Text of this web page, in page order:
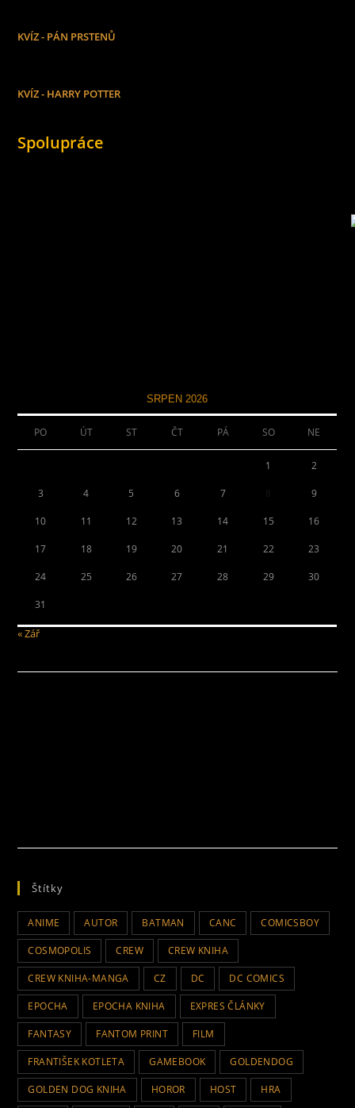
KVÍZ - PÁN PRSTENŮ
KVÍZ - HARRY POTTER
Spolupráce
SRPEN 2026
PO ÚT ST ČT PÁ SO NE
1 2
3 4 5 6 7 9
10 11 12 13 14 15 16
17 18 19 20 21 22 23
24 25 26 27 28 29 30
31
« Zář
Štítky
ANIME AUTOR BATMAN CANC COMICSBOY
COSMOPOLIS CREW CREW KNIHA
CREW KNIHA-MANGA CZ DC DC COMICS
EPOCHA EPOCHA KNIHA EXPRES ČLÁNKY
FANTASY FANTOM PRINT FILM
FRANTIŠEK KOTLETA GAMEBOOK GOLDENDOG
GOLDEN DOG KNIHA HOROR HOST HRA